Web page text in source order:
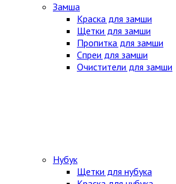
Замша
Краска для замши
Щетки для замши
Пропитка для замши
Спреи для замши
Очистители для замши
Нубук
Щетки для нубука